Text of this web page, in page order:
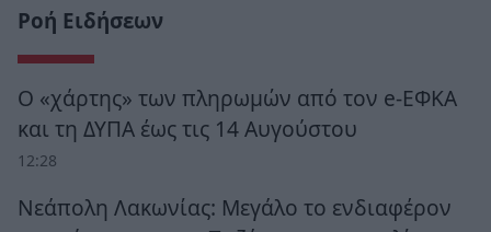
Ροή Ειδήσεων
Ο «χάρτης» των πληρωμών από τον e-ΕΦΚΑ
και τη ΔΥΠΑ έως τις 14 Αυγούστου
12:28
Νεάπολη Λακωνίας: Μεγάλο το ενδιαφέρον